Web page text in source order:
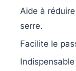
Aide à
serre.
Facilite le